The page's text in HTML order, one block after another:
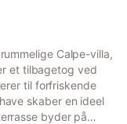
Calpe-villa,
et tilbagetog ved
til forfriskende
skaber en ideel
byder på